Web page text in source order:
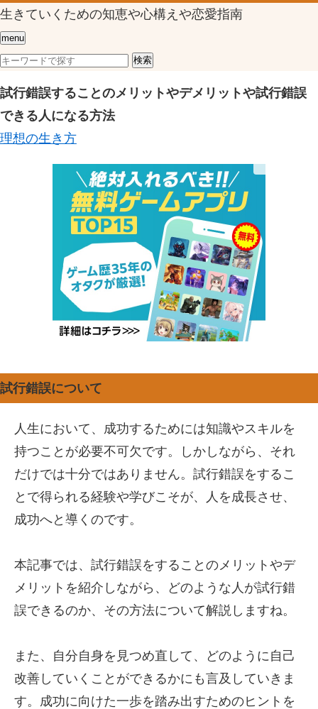
生きていくための知恵や心構えや恋愛指南
menu
試行錯誤することのメリットやデメリットや試行錯誤
できる人になる方法
理想の生き方
試行錯誤について
人生において、成功するためには知識やスキルを
持つことが必要不可欠です。しかしながら、それ
だけでは十分ではありません。試行錯誤をするこ
とで得られる経験や学びこそが、人を成長させ、
成功へと導くのです。
本記事では、試行錯誤をすることのメリットやデ
メリットを紹介しながら、どのような人が試行錯
誤できるのか、その方法について解説しますね。
また、自分自身を見つめ直して、どのように自己
改善していくことができるかにも言及していきま
す。成功に向けた一歩を踏み出すためのヒントを